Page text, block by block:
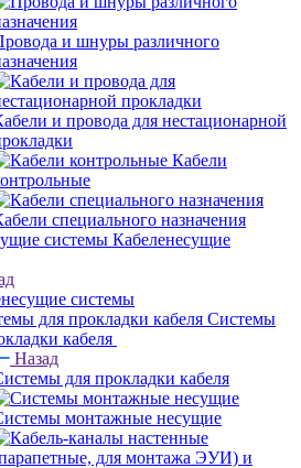
и шнуры различного
и провода для нестационарной
Кабели
специального назначения
Кабеленесущие
системы
Системы
кабеля
Назад
для прокладки кабеля
монтажные несущие